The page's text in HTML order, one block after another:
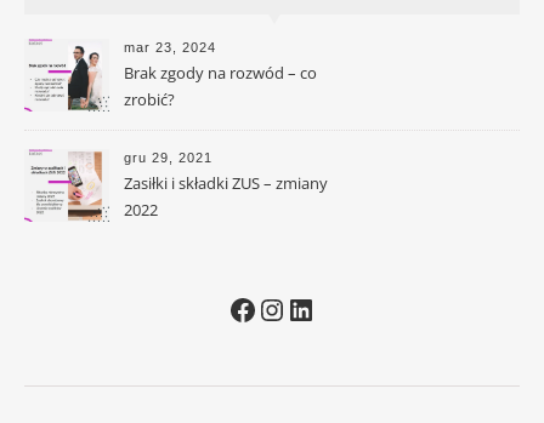
mar 23, 2024
Brak zgody na rozwód – co
zrobić?
gru 29, 2021
Zasiłki i składki ZUS – zmiany
2022
Facebook
Instagram
LinkedIn